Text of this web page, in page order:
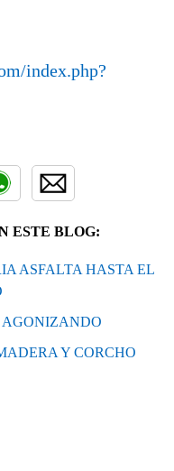
index.php?
ESTE BLOG:
ASFALTA HASTA EL
AGONIZANDO
Y CORCHO